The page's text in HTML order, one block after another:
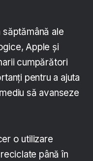
săptămână ale
Apple și
cumpărători
pentru a ajuta
să avanseze
o utilizare
până în